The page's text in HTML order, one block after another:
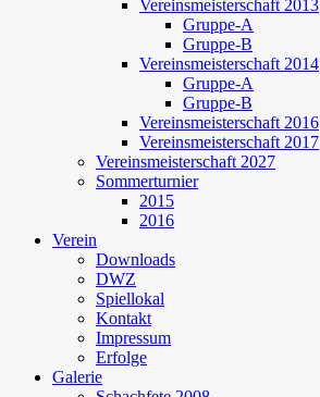
Vereinsmeisterschaft 2013
Gruppe-A
Gruppe-B
Vereinsmeisterschaft 2014
Gruppe-A
Gruppe-B
Vereinsmeisterschaft 2016
Vereinsmeisterschaft 2017
Vereinsmeisterschaft 2027
Sommerturnier
2015
2016
Verein
Downloads
DWZ
Spiellokal
Kontakt
Impressum
Erfolge
Galerie